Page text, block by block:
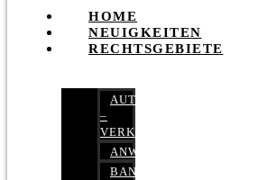
HOME
NEUIGKEITEN
RECHTSGEBIETE
AUTOBETRUG
–
VERKEHRSRECHT
ANWALTSHAFTUNGSRECHT
BANK-